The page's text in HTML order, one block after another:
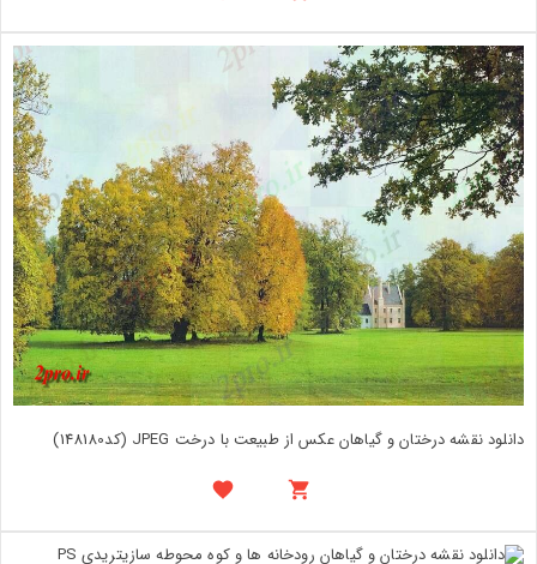
دانلود نقشه درختان و گیاهان عکس از طبیعت با درخت JPEG (کد148180)